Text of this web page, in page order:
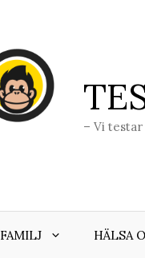
– Vi
FAMILJ HÄLSA